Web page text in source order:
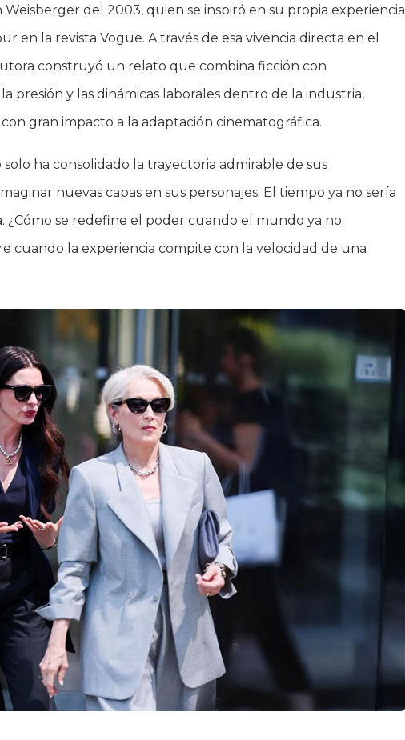
del 2003, quien se inspiró en su propia experiencia
en la revista Vogue. A través de esa vivencia directa en el
construyó un relato que combina ficción con
presión y las dinámicas laborales dentro de la industria,
gran impacto a la adaptación cinematográfica.
solo ha consolidado la trayectoria admirable de sus
nuevas capas en sus personajes. El tiempo ya no sería
¿Cómo se redefine el poder cuando el mundo ya no
cuando la experiencia compite con la velocidad de una